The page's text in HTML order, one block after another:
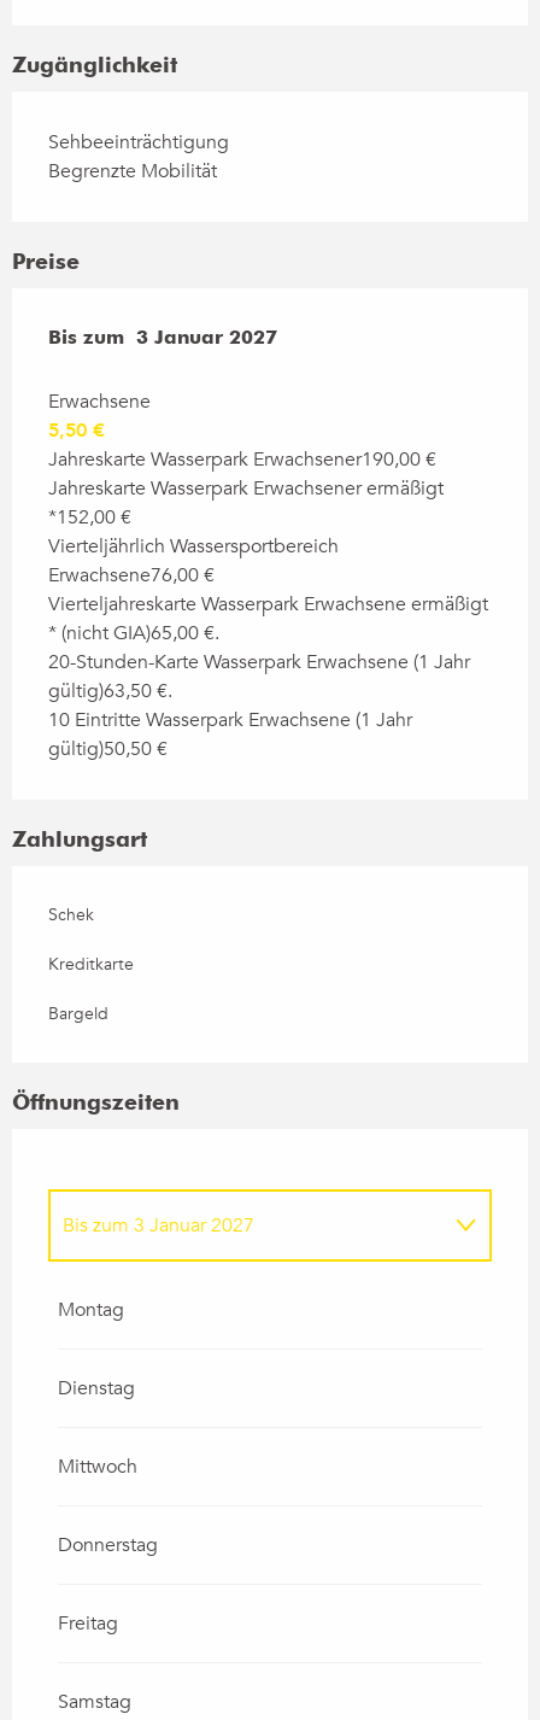
Zugänglichkeit
Sehbeeinträchtigung
Begrenzte Mobilität
Preise
ab1 März 2026bis zum
Bis zum 3 Januar 2027
Erwachsene
5,50 €
Jahreskarte Wasserpark Erwachsener190,00 €
Jahreskarte Wasserpark Erwachsener ermäßigt
*152,00 €
Vierteljährlich Wassersportbereich
Erwachsene76,00 €
Vierteljahreskarte Wasserpark Erwachsene ermäßigt
* (nicht GIA)65,00 €.
20-Stunden-Karte Wasserpark Erwachsene (1 Jahr
gültig)63,50 €.
10 Eintritte Wasserpark Erwachsene (1 Jahr
gültig)50,50 €
Zahlungsart
Schek
Kreditkarte
Bargeld
Öffnungszeiten
Bis zum 3 Januar 2027
Montag
Dienstag
Mittwoch
Donnerstag
Freitag
Samstag